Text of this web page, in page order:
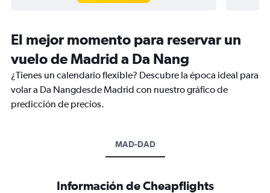
El mejor momento para reservar un
vuelo de Madrid a Da Nang
¿Tienes un calendario flexible? Descubre la época ideal para
volar a Da Nangdesde Madrid con nuestro gráfico de
predicción de precios.
MAD-DAD
Información de Cheapflights